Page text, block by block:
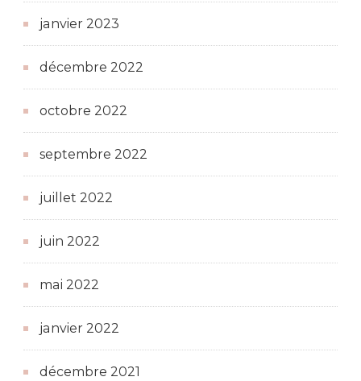
janvier 2023
décembre 2022
octobre 2022
septembre 2022
juillet 2022
juin 2022
mai 2022
janvier 2022
décembre 2021